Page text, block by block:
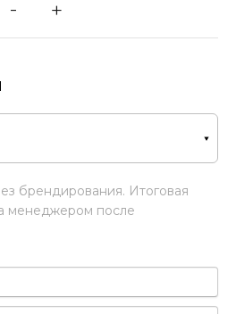
брендирования. Итоговая
менеджером после